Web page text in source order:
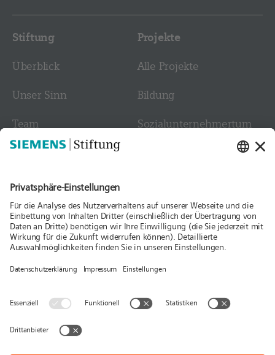
Stiftung
Überblick
Unser Sinn
Team
Stellen­angebote
Kontakt
Projekte
Alle Projekte
Bildung
Sozial­­unternehmer­tum
Medien
Aktuelles
Folgen Sie uns